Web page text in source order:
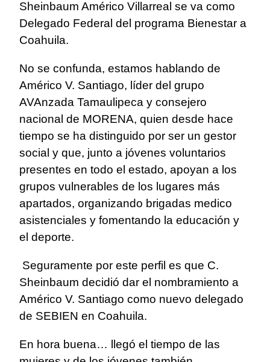
Sheinbaum Américo Villarreal se va como
Delegado Federal del programa Bienestar a
Coahuila.
No se confunda, estamos hablando de
Américo V. Santiago, líder del grupo
AVAnzada Tamaulipeca y consejero
nacional de MORENA, quien desde hace
tiempo se ha distinguido por ser un gestor
social y que, junto a jóvenes voluntarios
presentes en todo el estado, apoyan a los
grupos vulnerables de los lugares más
apartados, organizando brigadas medico
asistenciales y fomentando la educación y
el deporte.
Seguramente por este perfil es que C.
Sheinbaum decidió dar el nombramiento a
Américo V. Santiago como nuevo delegado
de SEBIEN en Coahuila.
En hora buena… llegó el tiempo de las